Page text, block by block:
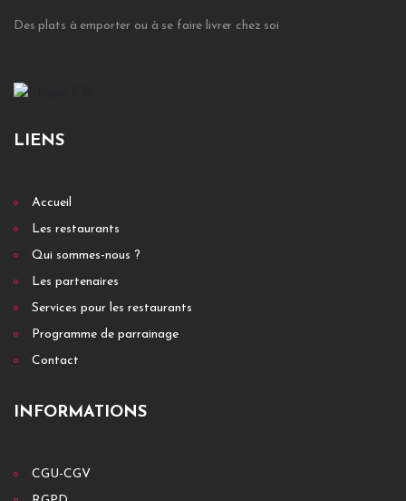
Des plats à emporter ou à se faire livrer chez soi
LIENS
Accueil
Les restaurants
Qui sommes-nous ?
Les partenaires
Services pour les restaurants
Programme de parrainage
Contact
INFORMATIONS
CGU-CGV